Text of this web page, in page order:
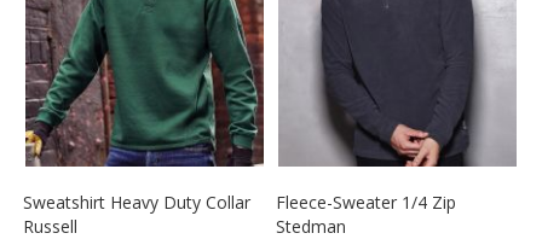
Sweatshirt Heavy Duty Collar
Russell
Fleece-Sweater 1/4 Zip
Stedman